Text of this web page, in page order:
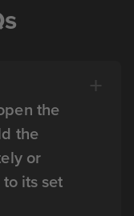
the
the
or
its set